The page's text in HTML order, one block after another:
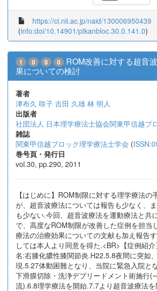
https://ci.nii.ac.jp/naid/130006950439
(info:doi/10.14901/ptkanbloc.30.0.141.0)
1 0 0 0
ROM改善に対する超音
果についての検討
著者
津布久 咲子 吉田 久雄 林 明人
出版者
社団法人 日本理学療法士協会関東甲信越ブ
雑誌
関東甲信越ブロック理学療法士学会 (
巻号頁・発行日
vol.30, pp.290, 2011
【はじめに】ROM制限に対する理学療法の
が、超音波療法については報告も少なく、
も少ない.今回、超音波療法を運動療法と共
で、高度なROM制限が改善した症例を担当
療法の治療効果についての文献も加え報告
しては本人より同意を得た.<BR>【症例紹
名:右膝化膿性膝関節炎.H22.5.8夜間に突如
現.5.27体動困難となり、当院に緊急入院と
下滑膜切除・洗浄デブリードメント術施行
流).6.8理学療法を開始.7.7より超音波療法